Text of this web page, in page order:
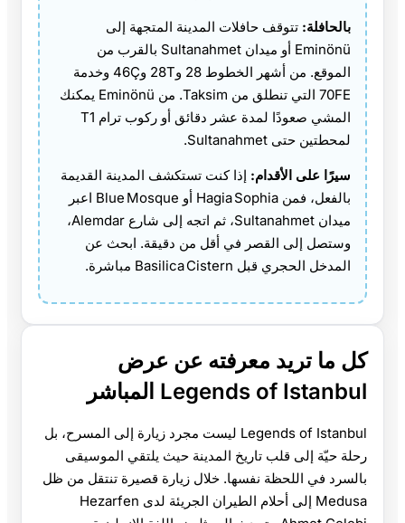
بالحافلة: تتوقف حافلات المدينة المتجهة إلى
Eminönü أو ميدان Sultanahmet بالقرب من
الموقع. من أشهر الخطوط 28 و28T و46Ç وخدمة
70FE التي تنطلق من Taksim. من Eminönü يمكنك
المشي صعودًا لمدة عشر دقائق أو ركوب ترام T1
لمحطتين حتى Sultanahmet.
سيرًا على الأقدام: إذا كنت تستكشف المدينة القديمة
بالفعل، فمن Hagia Sophia أو Blue Mosque اعبر
ميدان Sultanahmet، ثم اتجه إلى شارع Alemdar،
وستصل إلى القصر في أقل من دقيقة. ابحث عن
المدخل الحجري قبل Basilica Cistern مباشرة.
كل ما تريد معرفته عن عرض
Legends of Istanbul المباشر
Legends of Istanbul ليست مجرد زيارة إلى المسرح، بل
رحلة حيّة إلى قلب تاريخ المدينة حيث يلتقي الموسيقى
بالسرد في اللحظة نفسها. خلال زيارة قصيرة تنتقل من ظل
Medusa إلى أحلام الطيران الجريئة لدى Hezarfen